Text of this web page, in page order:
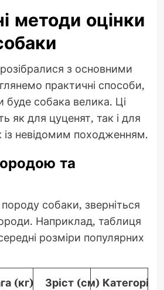
методи оцінки
з основними
практичні способи,
буде собака велика. Ці
як для цуценят, так і для
невідомим походженням.
та
собаки, зверніться
Наприклад, таблиця
розміри популярних
(кг) Зріст (см) Категорія